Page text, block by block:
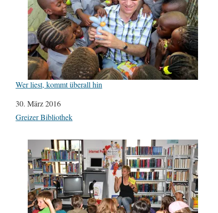
Wer liest, kommt überall hin
Datum
30. März 2016
In Bezug auf
Greizer Bibliothek